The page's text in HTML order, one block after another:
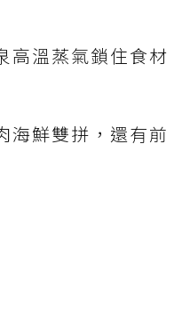
高溫蒸氣鎖住食材
海鮮雙拼，還有前